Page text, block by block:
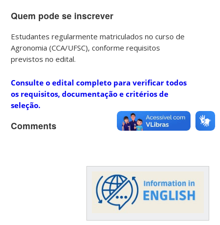
Quem pode se inscrever
Estudantes regularmente matriculados no curso de
Agronomia (CCA/UFSC), conforme requisitos
previstos no edital.
Consulte o edital completo para verificar todos
os requisitos, documentação e critérios de
seleção.
Comments